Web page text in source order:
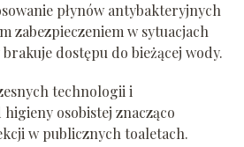
płynów antybakteryjnych
zabezpieczeniem w sytuacjach
dostępu do bieżącej wody.
technologii i
osobistej znacząco
w publicznych toaletach.